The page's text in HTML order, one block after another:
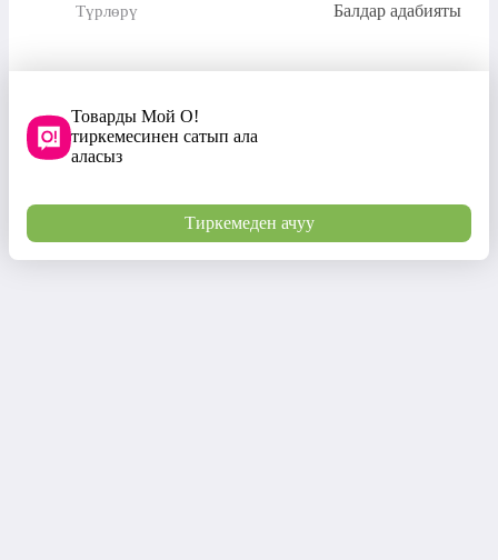
Түрлөрү Балдар адабияты
Товарды Мой О!
тиркемесинен сатып ала
аласыз
Тиркемеден ачуу